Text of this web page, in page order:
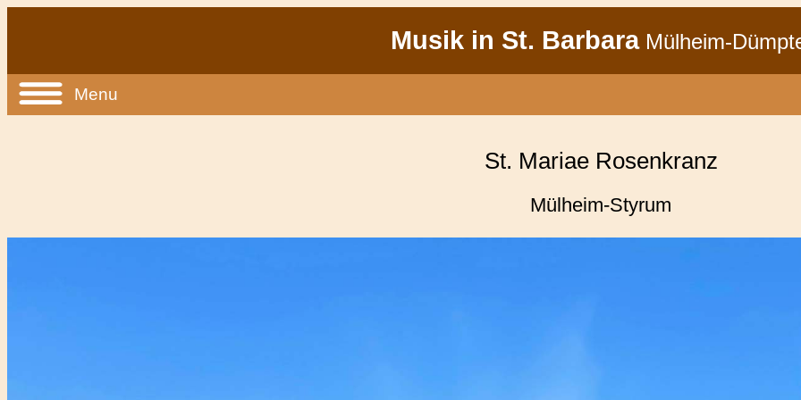
Musik in St. BarbaraMülheim-
Menu
St. Mariae Rosenkranz
Mülheim-Styrum